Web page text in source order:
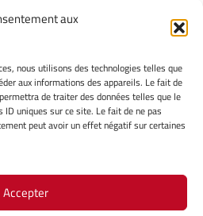
aux
nous utilisons des technologies telles que
aux informations des appareils. Le fait de
de traiter des données telles que le
uniques sur ce site. Le fait de ne pas
peut avoir un effet négatif sur certaines
Accepter
LÉGALES